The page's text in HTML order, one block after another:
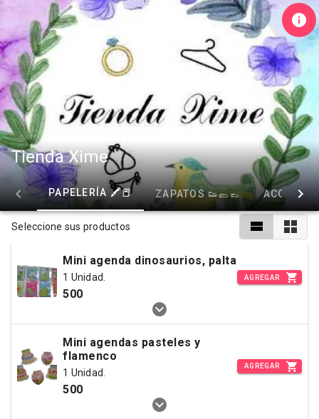
Tienda Xime
PAPELERÍA 🖍📕 ZAPATOS 👟🥿👞
Seleccione sus productos
Mini agenda dinosaurios, palta
1 Unidad.
500
AGREGAR
Mini agendas pasteles y
flamenco
1 Unidad.
500
AGREGAR